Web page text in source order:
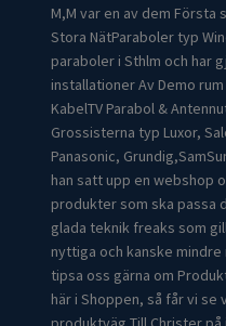
M,M var en av dem Första
Stora NätParaboler typ
paraboler i Sthlm och har
installationer Av Demo
KabelTV Parabol &
Grossisterna typ Luxor,
Panasonic,
han satt upp en webshop
produkter som ska passa
glada teknik freaks som
nyttiga och kanske
tipsa oss gärna om
här i Shoppen, så får vi se